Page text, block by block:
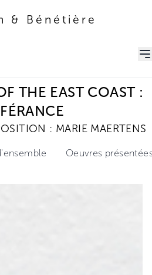
& Bénétière
THE EAST COAST :
: MARIE MAERTENS
Oeuvres